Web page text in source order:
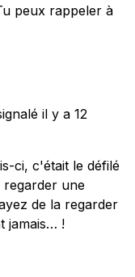
peux rappeler à
il y a 12
ci, c'était le défilé
regarder une
de la regarder
jamais… !